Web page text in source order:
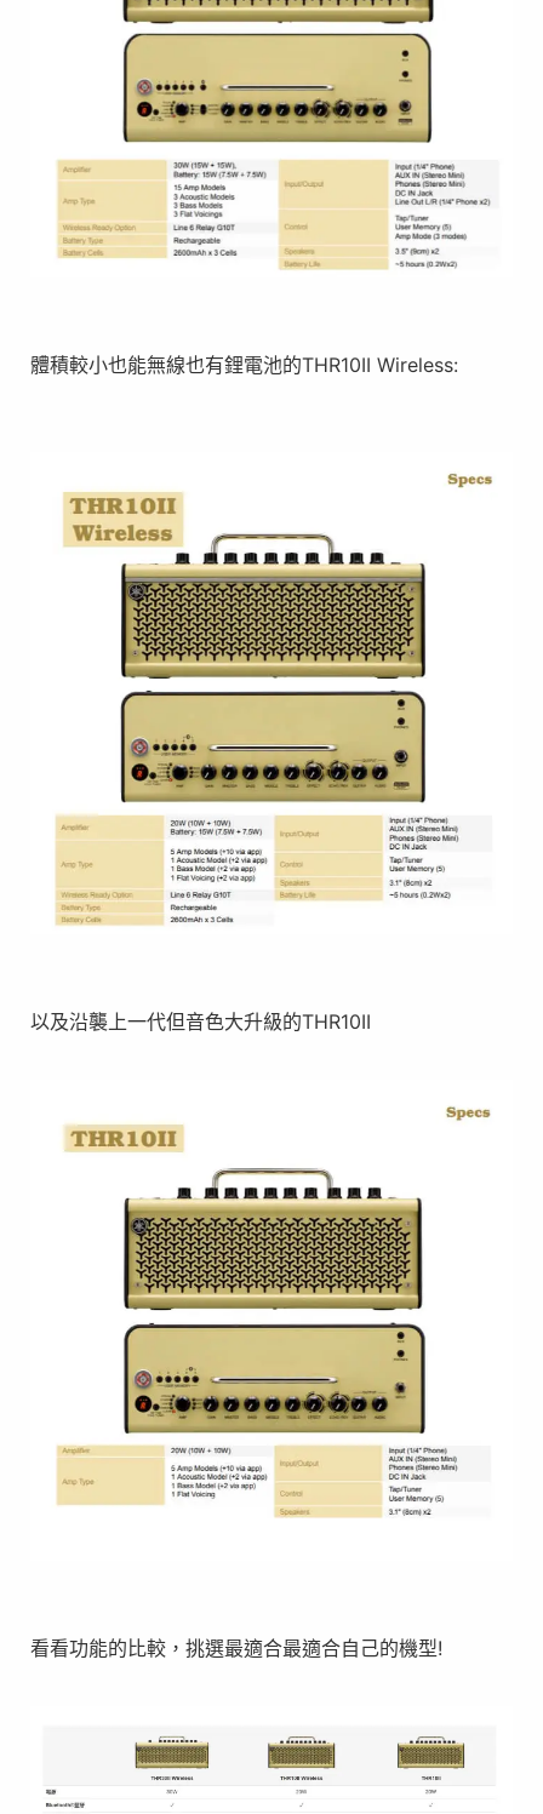
體積較小也能無線也有鋰電池的THR10II Wireless:
以及沿襲上一代但音色大升級的THR10II
看看功能的比較，挑選最適合最適合自己的機型!